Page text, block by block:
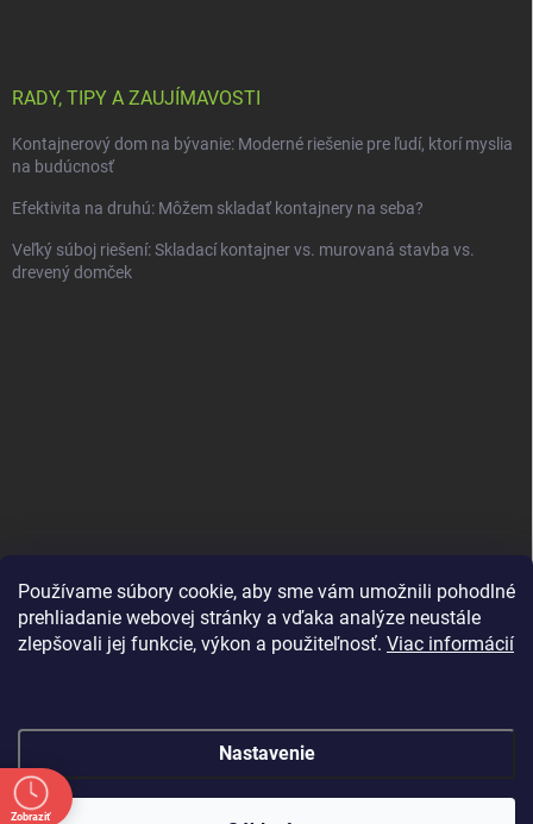
Používame súbory cookie, aby sme vám umožnili pohodlné
prehliadanie webovej stránky a vďaka analýze neustále
zlepšovali jej funkcie, výkon a použiteľnosť. Viac informácií
Nastavenie
RADY, TIPY A ZAUJÍMAVOSTI
Kontajnerový dom na bývanie: Moderné riešenie pre ľudí, ktorí myslia
na budúcnosť
Efektivita na druhú: Môžem skladať kontajnery na seba?
Veľký súboj riešení: Skladací kontajner vs. murovaná stavba vs.
drevený domček
Copyright 2026shopJK.sk. Všetky práva vyhradené.Upraviť nastavenie
cookies
Zobraziť